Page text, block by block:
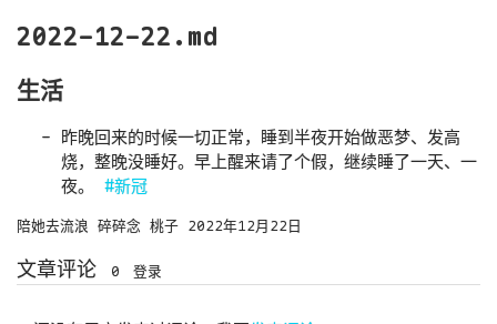
2022-12-22.md
生活
昨晚回来的时候一切正常，睡到半夜开始做恶梦、发高
烧，整晚没睡好。早上醒来请了个假，继续睡了一天、一
夜。 #新冠
陪她去流浪 碎碎念 桃子 2022年12月22日
文章评论 0 登录